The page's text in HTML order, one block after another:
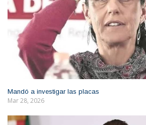
Mandó a investigar las placas
Mar 28, 2026